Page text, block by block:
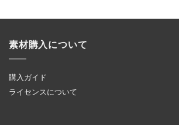
素材購入について
購入ガイド
ライセンスについて